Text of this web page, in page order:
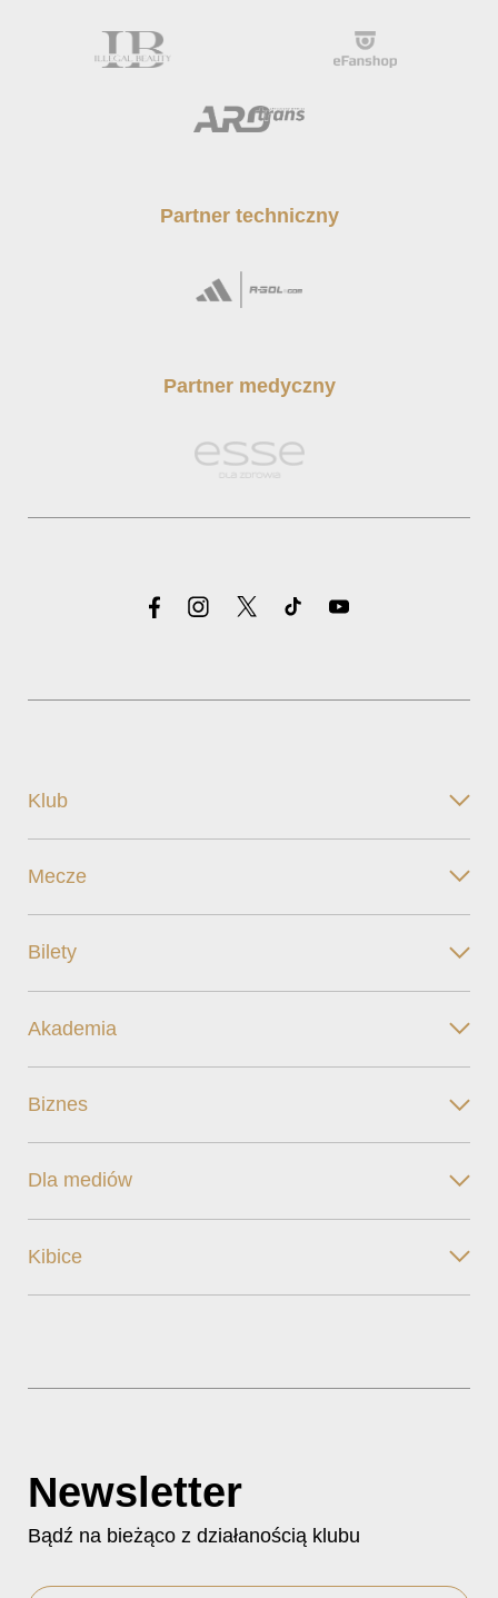
Partner techniczny
Partner medyczny
Klub
Mecze
Bilety
Akademia
Biznes
Dla mediów
Kibice
Newsletter
Bądź na bieżąco z działanością klubu